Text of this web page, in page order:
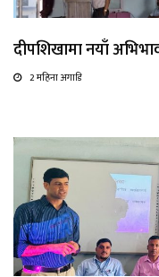
दीपशिखामा नयाँ
2 महिना अगाडि